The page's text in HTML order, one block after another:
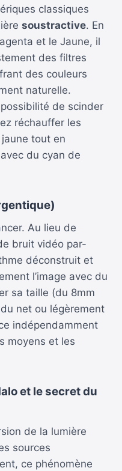
classiques
soustractive. En
et le Jaune, il
des filtres
des couleurs
naturelle.
de scinder
réchauffer les
tout en
du cyan de
Au lieu de
bruit vidéo par-
déconstruit et
l’image avec du
sa taille (du 8mm
net ou légèrement
indépendamment
moyens et les
et le secret du
de la lumière
sources
ce phénomène